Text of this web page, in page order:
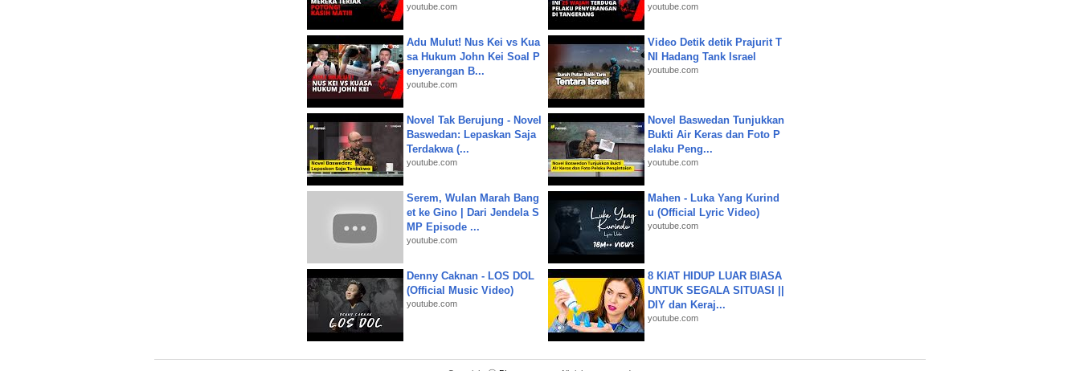
youtube.com youtube.com
Adu Mulut! Nus Kei vs Kua
sa Hukum John Kei Soal P
enyerangan B...
youtube.com
Video Detik detik Prajurit T
NI Hadang Tank Israel
youtube.com
Novel Tak Berujung - Novel
Baswedan: Lepaskan Saja
Terdakwa (...
youtube.com
Novel Baswedan Tunjukkan
Bukti Air Keras dan Foto P
elaku Peng...
youtube.com
Serem, Wulan Marah Bang
et ke Gino | Dari Jendela S
MP Episode ...
youtube.com
Mahen - Luka Yang Kurind
u (Official Lyric Video)
youtube.com
Denny Caknan - LOS DOL
(Official Music Video)
youtube.com
8 KIAT HIDUP LUAR BIASA
UNTUK SEGALA SITUASI ||
DIY dan Keraj...
youtube.com